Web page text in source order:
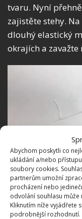
Abychom poskytli co
ukládání a/nebo
soubory cookies.
partnerům umožní
procházení nebo
odvolání souhlasu
Kliknutím níže vyjádřete
podrobnější rozhodnutí.
tvaru. Nyní
zajistěte stehy.
dlouhý elastický
okrajích a zavažte